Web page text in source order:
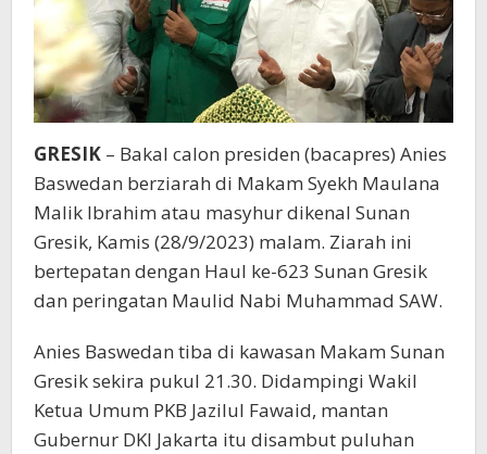
GRESIK – Bakal calon presiden (bacapres) Anies
Baswedan berziarah di Makam Syekh Maulana
Malik Ibrahim atau masyhur dikenal Sunan
Gresik, Kamis (28/9/2023) malam. Ziarah ini
bertepatan dengan Haul ke-623 Sunan Gresik
dan peringatan Maulid Nabi Muhammad SAW.
Anies Baswedan tiba di kawasan Makam Sunan
Gresik sekira pukul 21.30. Didampingi Wakil
Ketua Umum PKB Jazilul Fawaid, mantan
Gubernur DKI Jakarta itu disambut puluhan